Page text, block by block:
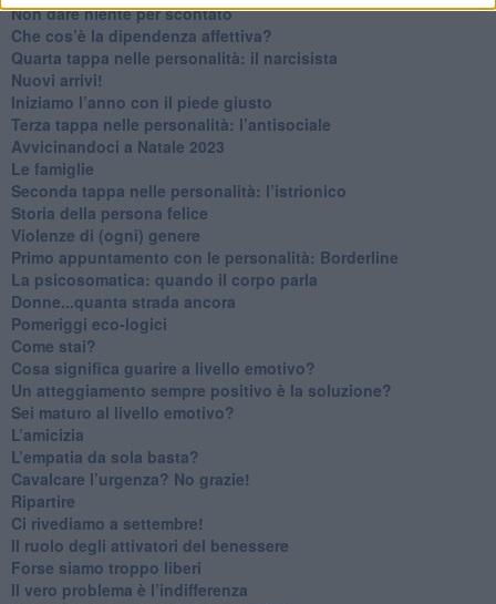
Non dare niente per scontato
Che cos’è la dipendenza affettiva?
Quarta tappa nelle personalità: il narcisista
​Nuovi arrivi!
​Iniziamo l’anno con il piede giusto
​Terza tappa nelle personalità: l’antisociale
​Avvicinandoci a Natale 2023
Le famiglie
Seconda tappa nelle personalità: l’istrionico
​Storia della persona felice
Violenze di (ogni) genere
​Primo appuntamento con le personalità: Borderline
La psicosomatica: quando il corpo parla
Donne...quanta strada ancora
​Pomeriggi eco-logici
​Come stai?
Cosa significa guarire a livello emotivo?
​Un atteggiamento sempre positivo è la soluzione?
​Sei maturo al livello emotivo?
​L’amicizia
​L’empatia da sola basta?
​Cavalcare l’urgenza? No grazie!
Ripartire
​Ci rivediamo a settembre!
​Il ruolo degli attivatori del benessere
​Forse siamo troppo liberi
​Il vero problema è l’indifferenza